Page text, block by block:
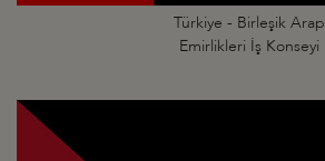
Türkiye - Birleşik Arap
Emirlikleri İş Konseyi